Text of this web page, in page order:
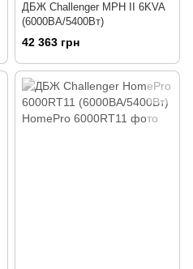
ДБЖ Challenger MPH II 6KVA
(6000ВА/5400Вт)
42 363 грн